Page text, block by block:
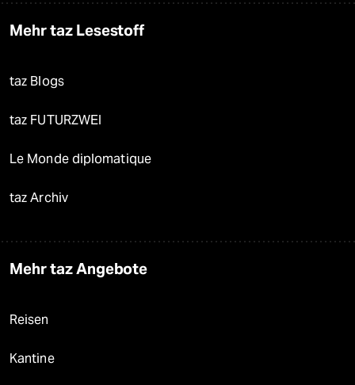
Mehr taz Lesestoff
taz Blogs
taz FUTURZWEI
Le Monde diplomatique
taz Archiv
Mehr taz Angebote
Reisen
Kantine